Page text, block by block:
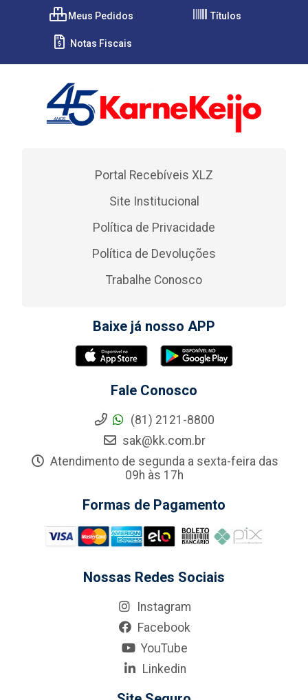
Meus Pedidos Títulos
Notas Fiscais
Portal Recebíveis XLZ
Site Institucional
Política de Privacidade
Política de Devoluções
Trabalhe Conosco
Baixe já nosso APP
Fale Conosco
(81) 2121-8800
sak@kk.com.br
Atendimento de segunda a sexta-feira das
09h às 17h
Formas de Pagamento
Nossas Redes Sociais
Instagram
Facebook
YouTube
Linkedin